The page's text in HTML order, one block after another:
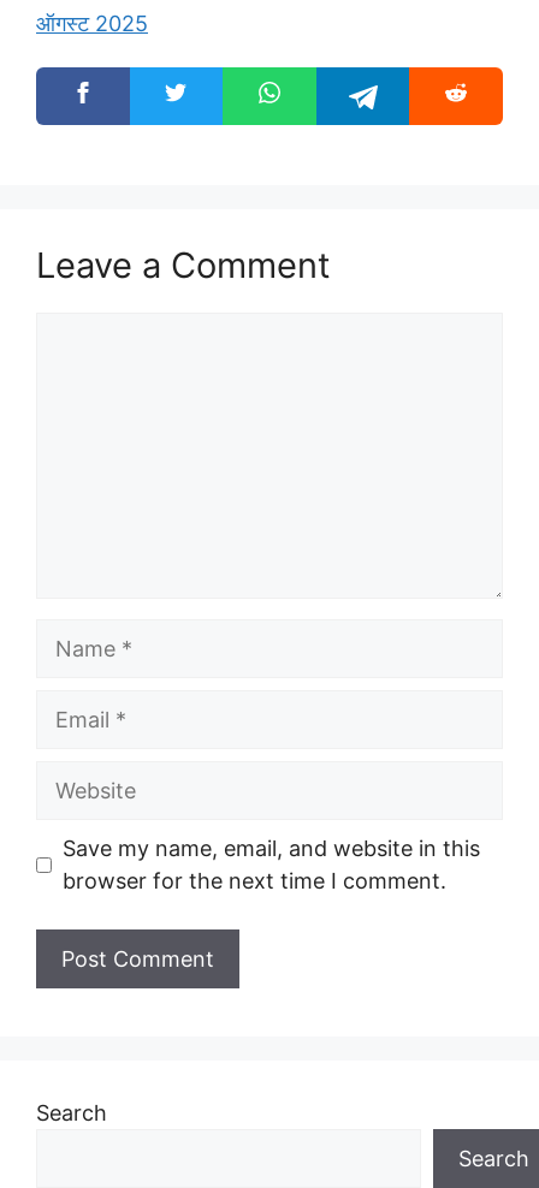
ऑगस्ट 2025
Leave a Comment
Name
Email
Website
Save my name, email, and website in this
browser for the next time I comment.
Search
Search